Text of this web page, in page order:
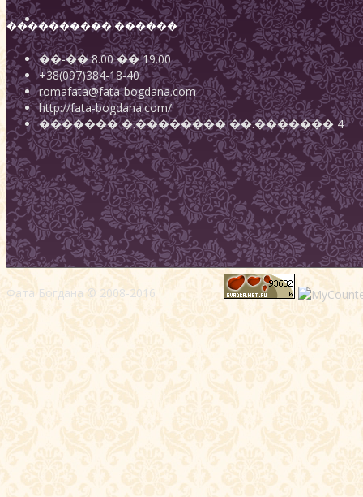
���������� ������
��-��8.00��19.00
+38(097)384-18-40
romafata@fata-bogdana.com
http://fata-bogdana.com/
��������.����������.������� 4
Фата Богдана © 2008-2016